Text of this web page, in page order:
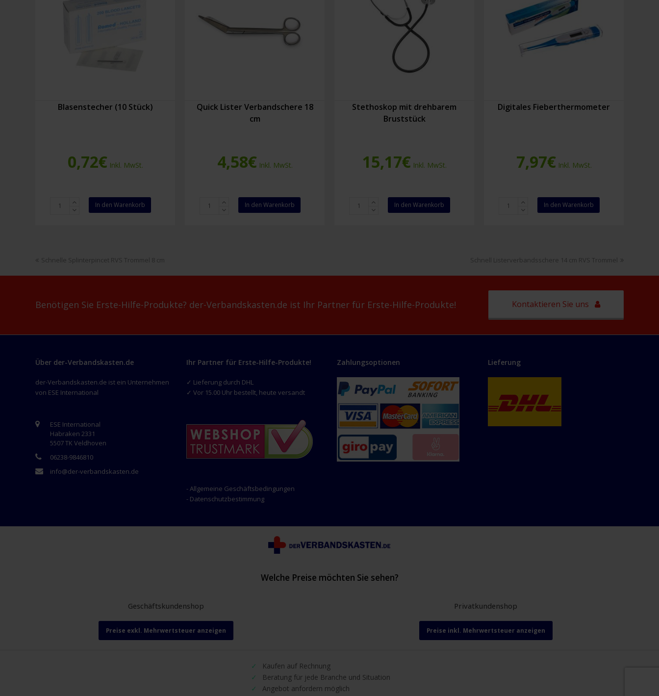
Blasenstecher (10 Stück)
0,72€ Inkl. MwSt.
Blasenstecher
In den Warenkorb
Quick Lister Verbandschere 18
cm
4,58€ Inkl. MwSt.
Quick
In den Warenkorb
Stethoskop mit drehbarem
Bruststück
15,17€ Inkl. MwSt.
Stethoskop
In den Warenkorb
Digitales Fieberthermometer
7,97€ Inkl. MwSt.
Digitales
Fieberthermometer
In den Warenkorb
vorheriger
Schnelle Splinterpincet RVS Trommel 8 cm
Nächster
Schnell Listerverbandsschere 14 cm RVS Trommel
Benötigen Sie Erste-Hilfe-Produkte? der-Verbandskasten.de ist Ihr Partner für Erste-Hilfe-Produkte! Kontaktieren Sie uns
Über der-Verbandskasten.de
der-Verbandskasten.de ist ein Unternehmen
von ESE International
ESE International
Habraken 2331
5507 TK Veldhoven
06238-9846810
info@der-verbandskasten.de
Ihr Partner für Erste-Hilfe-Produkte!
✓ Lieferung durch DHL
✓ Vor 15.00 Uhr bestellt, heute versandt
- Allgemeine Geschäftsbedingungen
- Datenschutzbestimmung
Zahlungsoptionen Lieferung
Welche Preise möchten Sie sehen?
Geschäftskundenshop
Preise exkl. Mehrwertsteuer anzeigen
Privatkundenshop
Preise inkl. Mehrwertsteuer anzeigen
Kaufen auf Rechnung
Beratung für jede Branche und Situation
Angebot anfordern möglich